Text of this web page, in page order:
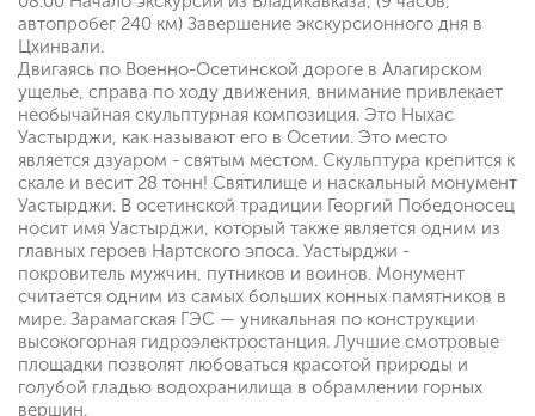
автопробег 240 км) Завершение экскурсионного дня в
Цхинвали.
Двигаясь по Военно-Осетинской дороге в Алагирском
ущелье, справа по ходу движения, внимание привлекает
необычайная скульптурная композиция. Это Ныхас
Уастырджи, как называют его в Осетии. Это место
является дзуаром - святым местом. Скульптура крепится к
скале и весит 28 тонн! Святилище и наскальный монумент
Уастырджи. В осетинской традиции Георгий Победоносец
носит имя Уастырджи, который также является одним из
главных героев Нартского эпоса. Уастырджи -
покровитель мужчин, путников и воинов. Монумент
считается одним из самых больших конных памятников в
мире. Зарамагская ГЭС — уникальная по конструкции
высокогорная гидроэлектростанция. Лучшие смотровые
площадки позволят любоваться красотой природы и
голубой гладью водохранилища в обрамлении горных
вершин.